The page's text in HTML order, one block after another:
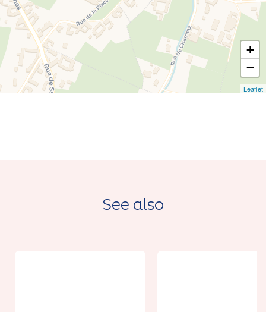
+
−
Leaflet
See also